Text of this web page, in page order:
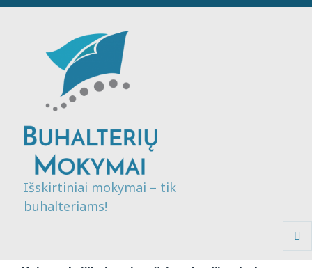
Išskirtiniai mokymai – tik
buhalteriams!